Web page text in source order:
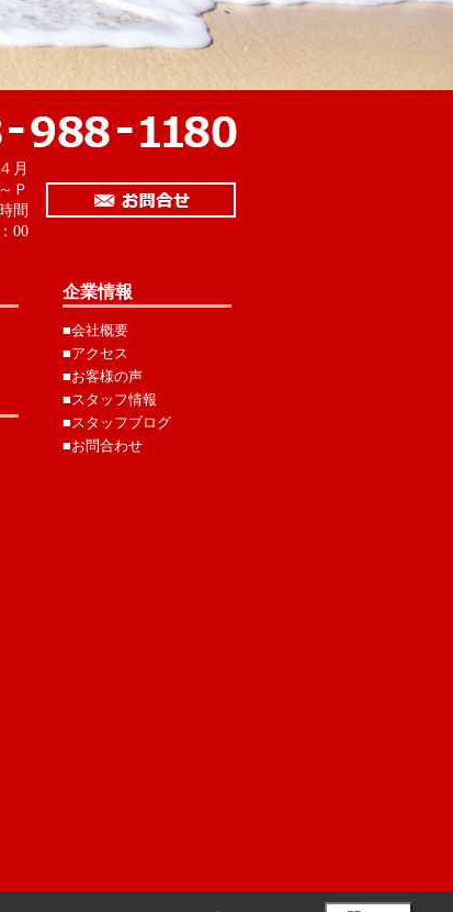
月
Ｐ
間
00
企業情報
■会社概要
■アクセス
■お客様の声
■スタッフ情報
■スタッフブログ
■お問合わせ